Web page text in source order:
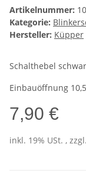
Artikelnummer:
Kategorie:
Hersteller: Küpper
Schalthebel
Einbauöffnung
7,90 €
inkl. 19% USt. , zzgl.